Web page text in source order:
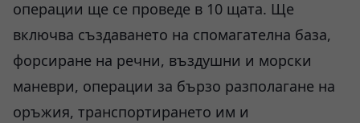
операции ще се проведе в 10 щата. Ще
включва създаването на спомагателна база,
форсиране на речни, въздушни и морски
маневри, операции за бързо разполагане на
оръжия, транспортирането им и